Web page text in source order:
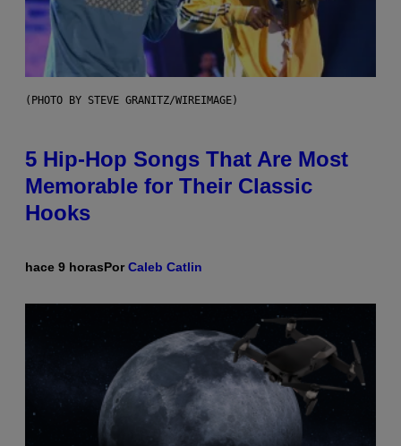
(PHOTO BY STEVE GRANITZ/WIREIMAGE)
5 Hip-Hop Songs That Are Most
Memorable for Their Classic
Hooks
hace 9 horasPorCaleb Catlin